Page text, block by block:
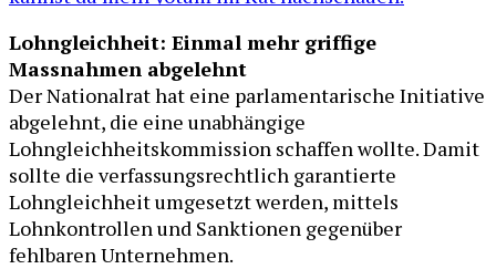
Lohngleichheit: Einmal mehr griffige
Massnahmen abgelehnt
Der Nationalrat hat eine parlamentarische Initiative
abgelehnt, die eine unabhängige
Lohngleichheitskommission schaffen wollte. Damit
sollte die verfassungsrechtlich garantierte
Lohngleichheit umgesetzt werden, mittels
Lohnkontrollen und Sanktionen gegenüber
fehlbaren Unternehmen.